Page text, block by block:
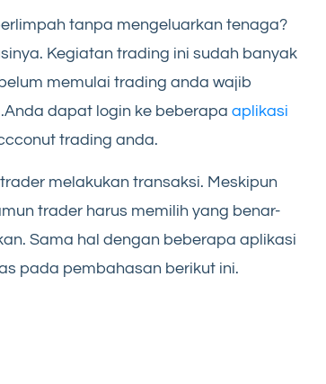
tanpa mengeluarkan tenaga?
Kegiatan trading ini sudah banyak
memulai trading anda wajib
dapat login ke beberapa aplikasi
trading anda.
melakukan transaksi. Meskipun
trader harus memilih yang benar-
Sama hal dengan beberapa aplikasi
pada pembahasan berikut ini.